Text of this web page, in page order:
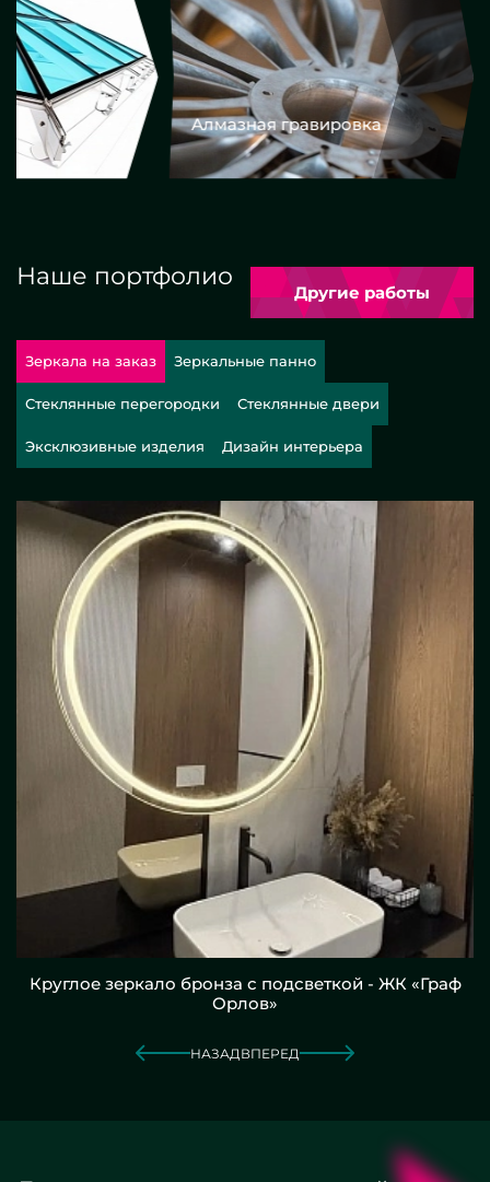
Алмазная гравировка
Наше портфолио
Другие работы
Зеркала на заказ Зеркальные панно
Стеклянные перегородки Стеклянные двери
Эксклюзивные изделия Дизайн интерьера
Круглое зеркало бронза с подсветкой - ЖК «Граф
Орлов»
НАЗАД ВПЕРЕД